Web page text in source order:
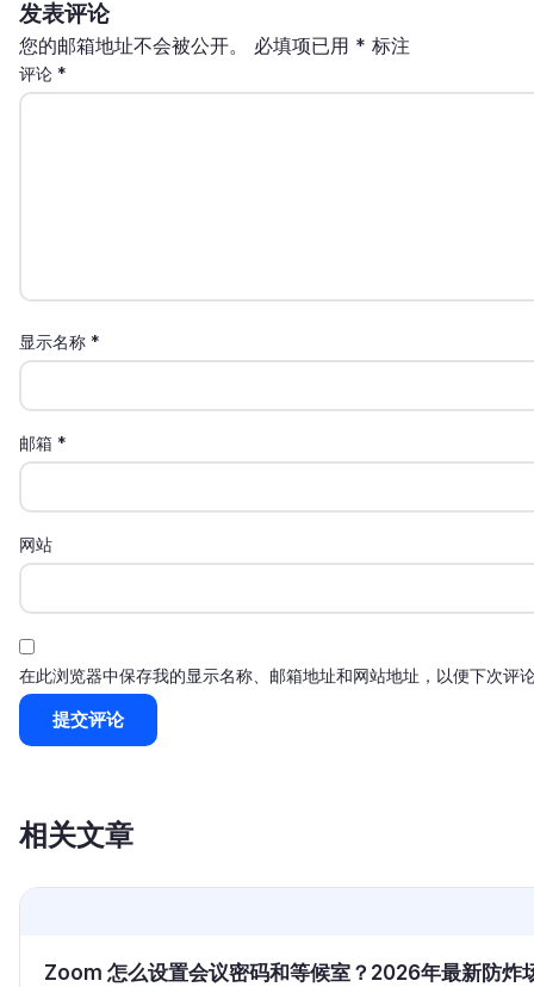
发表评论
您的邮箱地址不会被公开。 必填项已用 * 标注
评论 *
显示名称 *
邮箱 *
网站
在此浏览器中保存我的显示名称、邮箱地址和网站地址，以便下次评
相关文章
Zoom 怎么设置会议密码和等候室？2026年最新防炸